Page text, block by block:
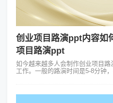
创业项目路演ppt内容如
项目路演ppt
如今越来越多人会制作创业项目
工作。一般的路演时间是5-8分钟